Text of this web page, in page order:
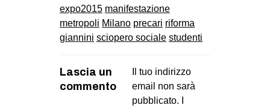
expo2015 manifestazione
metropoli Milano precari riforma
giannini sciopero sociale studenti
Lascia un
commento
Il tuo indirizzo
email non sarà
pubblicato.